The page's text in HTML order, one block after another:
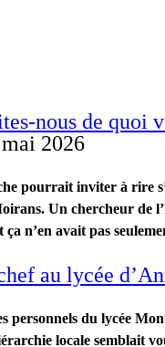
nous de quoi
2026
pourrait inviter à rire
Un chercheur de
ça n’en avait pas
au lycée
personnels du lycée
locale semblait